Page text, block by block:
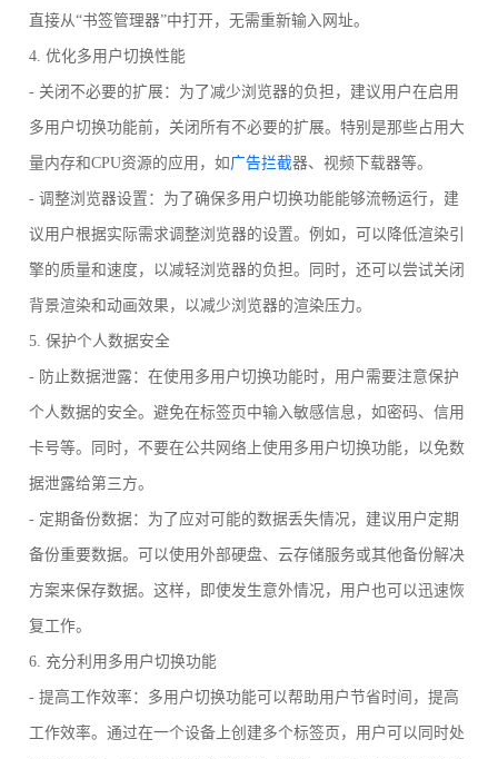
直接从“书签管理器”中打开，无需重新输入网址。
4. 优化多用户切换性能
- 关闭不必要的扩展：为了减少浏览器的负担，建议用户在启用
多用户切换功能前，关闭所有不必要的扩展。特别是那些占用大
量内存和CPU资源的应用，如 广告拦截器、视频下载器等。
- 调整浏览器设置：为了确保多用户切换功能能够流畅运行，建
议用户根据实际需求调整浏览器的设置。例如，可以降低渲染引
擎的质量和速度，以减轻浏览器的负担。同时，还可以尝试关闭
背景渲染和动画效果，以减少浏览器的渲染压力。
5. 保护个人数据安全
- 防止数据泄露：在使用多用户切换功能时，用户需要注意保护
个人数据的安全。避免在标签页中输入敏感信息，如密码、信用
卡号等。同时，不要在公共网络上使用多用户切换功能，以免数
据泄露给第三方。
- 定期备份数据：为了应对可能的数据丢失情况，建议用户定期
备份重要数据。可以使用外部硬盘、云存储服务或其他备份解决
方案来保存数据。这样，即使发生意外情况，用户也可以迅速恢
复工作。
6. 充分利用多用户切换功能
- 提高工作效率：多用户切换功能可以帮助用户节省时间，提高
工作效率。通过在一个设备上创建多个标签页，用户可以同时处